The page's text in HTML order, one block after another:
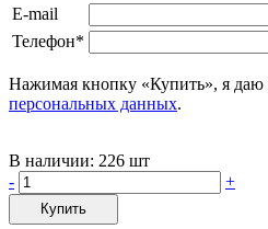
E-mail
Телефон*
Нажимая кнопку «Купить», я даю
персональных данных.
В наличии: 226 шт
-
+
Купить